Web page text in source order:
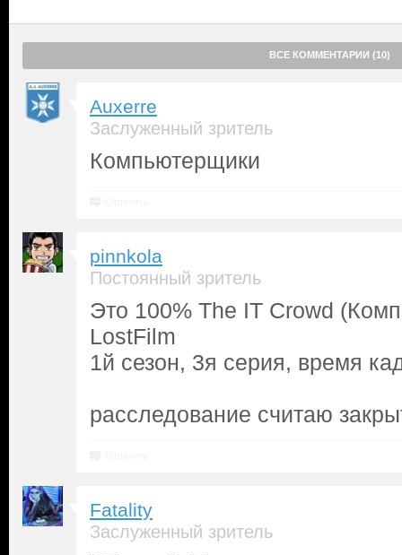
ВСЕ КОММЕНТАРИИ (10)
Auxerre
Заслуженный зритель
Компьютерщики
pinnkola
Постоянный зритель
Это 100% The IT Crowd
LostFilm
1й сезон, 3я серия, время
расследование считаю
Fatality
Заслуженный зритель